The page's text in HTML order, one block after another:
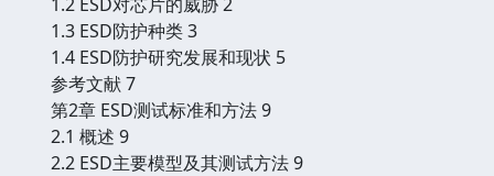
1.3 ESD防护种类 3
1.4 ESD防护研究发展和现状 5
参考文献 7
第2章 ESD测试标准和方法 9
2.1 概述 9
2.2 ESD主要模型及其测试方法 9